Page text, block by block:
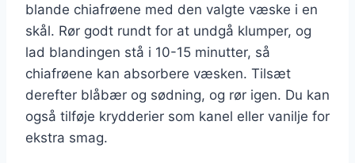
blande chiafrøene med den valgte væske i en
skål. Rør godt rundt for at undgå klumper, og
lad blandingen stå i 10-15 minutter, så
chiafrøene kan absorbere væsken. Tilsæt
derefter blåbær og sødning, og rør igen. Du kan
også tilføje krydderier som kanel eller vanilje for
ekstra smag.